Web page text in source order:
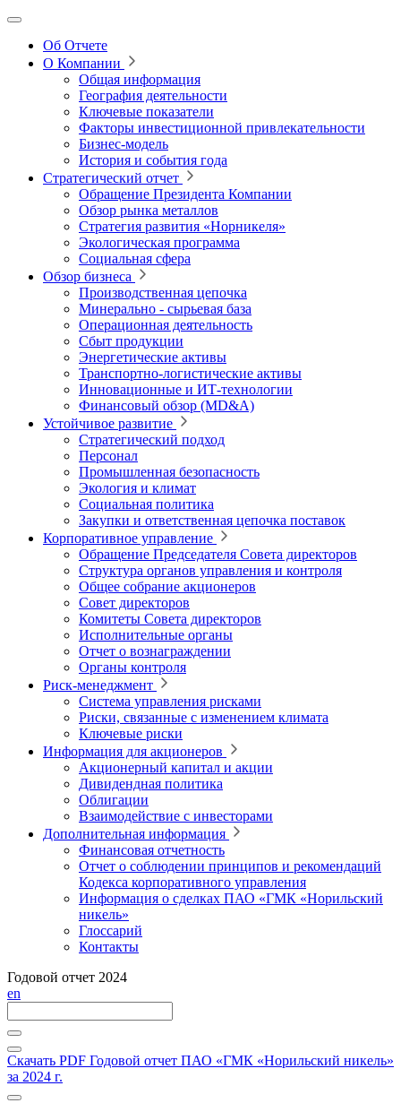
Об Отчете
О Компании
Общая информация
География деятельности
Ключевые показатели
Факторы инвестиционной привлекательности
Бизнес-модель
История и события года
Стратегический отчет
Обращение Президента Компании
Обзор рынка металлов
Стратегия развития «Норникеля»
Экологическая программа
Социальная сфера
Обзор бизнеса
Производственная цепочка
Минерально ‑ сырьевая база
Операционная деятельность
Сбыт продукции
Энергетические активы
Транспортно-логистические активы
Инновационные и ИТ‑технологии
Финансовый обзор (MD&A)
Устойчивое развитие
Стратегический подход
Персонал
Промышленная безопасность
Экология и климат
Социальная политика
Закупки и ответственная цепочка поставок
Корпоративное управление
Обращение Председателя Совета директоров
Структура органов управления и контроля
Общее собрание акционеров
Совет директоров
Комитеты Совета директоров
Исполнительные органы
Отчет о вознаграждении
Органы контроля
Риск-менеджмент
Система управления рисками
Риски, связанные с изменением климата
Ключевые риски
Информация для акционеров
Акционерный капитал и акции
Дивидендная политика
Облигации
Взаимодействие с инвесторами
Дополнительная информация
Финансовая отчетность
Отчет о соблюдении принципов и рекомендаций
Кодекса корпоративного управления
Информация о сделках ПАО «ГМК «Норильский
никель»
Глоссарий
Контакты
Годовой отчет 2024
en
Скачать PDF Годовой отчет ПАО «ГМК «Норильский никель»
за 2024 г.